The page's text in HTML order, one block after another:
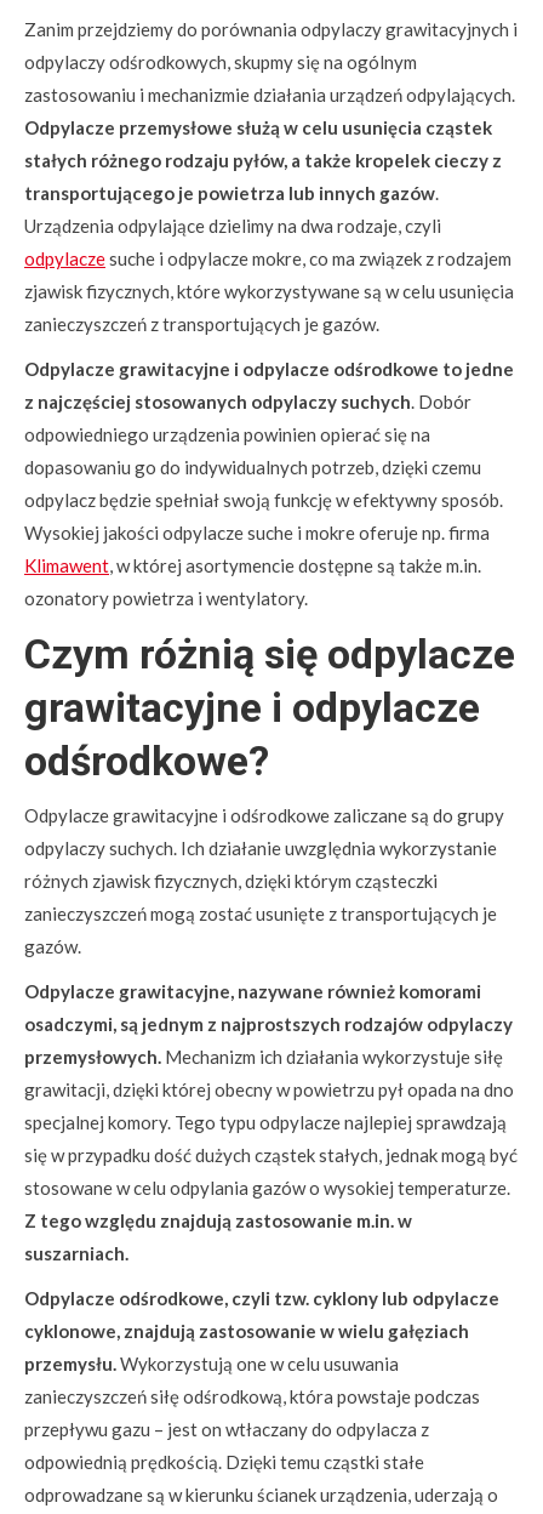
Zanim przejdziemy do porównania odpylaczy grawitacyjnych i
odpylaczy odśrodkowych, skupmy się na ogólnym
zastosowaniu i mechanizmie działania urządzeń odpylających.
Odpylacze przemysłowe służą w celu usunięcia cząstek
stałych różnego rodzaju pyłów, a także kropelek cieczy z
transportującego je powietrza lub innych gazów
Urządzenia odpylające dzielimy na dwa rodzaje, czyli
odpylaczesuche i odpylacze mokre, co ma związek z rodzajem
zjawisk fizycznych, które wykorzystywane są w celu usunięcia
zanieczyszczeń z transportujących je gazów.
Odpylacze grawitacyjne i odpylacze odśrodkowe to jedne
z najczęściej stosowanych odpylaczy suchych . Dobór
odpowiedniego urządzenia powinien opierać się na
dopasowaniu go do indywidualnych potrzeb, dzięki czemu
odpylacz będzie spełniał swoją funkcję w efektywny sposób.
Wysokiej jakości odpylacze suche i mokre oferuje np. firma
Klimawent , w której asortymencie dostępne są także m.in.
ozonatory powietrza i wentylatory.
Czym różnią się odpylacze
grawitacyjne i odpylacze
odśrodkowe?
Odpylacze grawitacyjne i odśrodkowe zaliczane są do grupy
odpylaczy suchych. Ich działanie uwzględnia wykorzystanie
różnych zjawisk fizycznych, dzięki którym cząsteczki
zanieczyszczeń mogą zostać usunięte z transportujących je
gazów.
Odpylacze grawitacyjne, nazywane również komorami
osadczymi, są jednym z najprostszych rodzajów odpylaczy
przemysłowych. Mechanizm ich działania wykorzystuje siłę
grawitacji, dzięki której obecny w powietrzu pył opada na dno
specjalnej komory. Tego typu odpylacze najlepiej sprawdzają
się w przypadku dość dużych cząstek stałych, jednak mogą być
stosowane w celu odpylania gazów o wysokiej temperaturze.
Z tego względu znajdują zastosowanie m.in. w
suszarniach.
Odpylacze odśrodkowe, czyli tzw. cyklony lub odpylacze
cyklonowe, znajdują zastosowanie w wielu gałęziach
przemysłu. Wykorzystują one w celu usuwania
zanieczyszczeń siłę odśrodkową, która powstaje podczas
przepływu gazu – jest on wtłaczany do odpylacza z
odpowiednią prędkością. Dzięki temu cząstki stałe
odprowadzane są w kierunku ścianek urządzenia, uderzają o